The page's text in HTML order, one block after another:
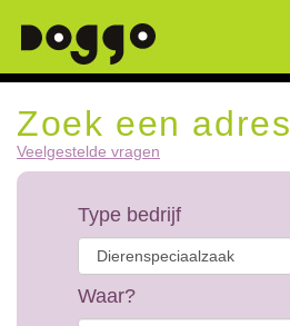
Zoek een adres
Veelgestelde vragen
Type bedrijf
Waar?